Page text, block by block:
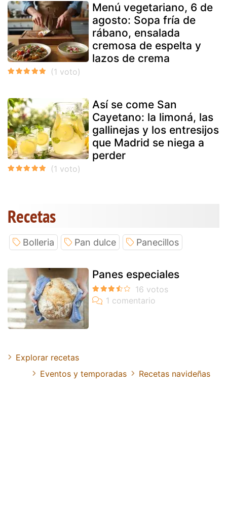
Menú vegetariano, 6 de
agosto: Sopa fría de
rábano, ensalada
cremosa de espelta y
lazos de crema
Así se come San
Cayetano: la limoná, las
gallinejas y los entresijos
que Madrid se niega a
perder
Recetas
Bolleria Pan dulce Panecillos
Panes especiales
Explorar recetas
Eventos y temporadas
Recetas navideñas